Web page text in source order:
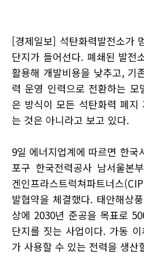
[경제일보] 석탄화력발전소가
단지가 들어선다. 폐쇄된 발전
활용해 개발비용을 낮추고, 기
력 운영 인력으로 전환하는
은 방식이 모든 석탄화력 폐
는 것은 아니라고 보고 있다.
9일 에너지업계에 따르면 한국
포구 한국전력공사 남서울본
겐인프라스트럭쳐파트너스
발협약을 체결했다. 태안해상
상에 2030년 준공을 목표로
단지를 짓는 사업이다. 가동
가 사용할 수 있는 전력을 생산